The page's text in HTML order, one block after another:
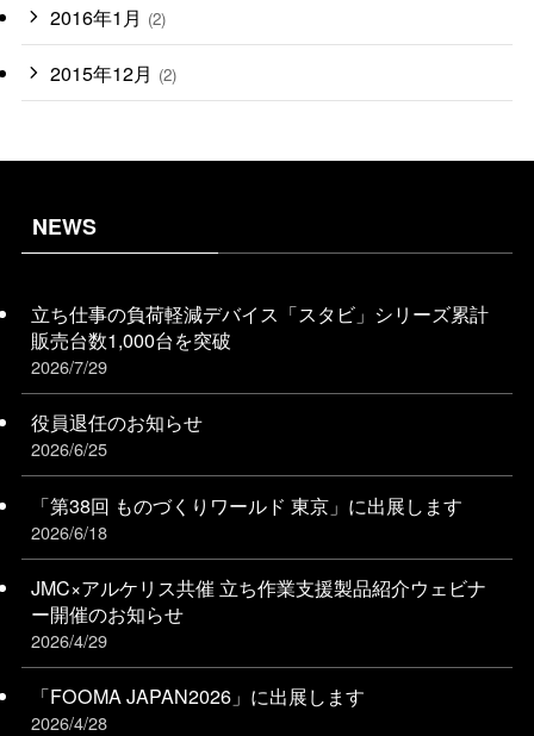
2016年1月 (2)
2015年12月 (2)
NEWS
立ち仕事の負荷軽減デバイス「スタビ」シリーズ累計
販売台数1,000台を突破
2026/7/29
役員退任のお知らせ
2026/6/25
「第38回 ものづくりワールド 東京」に出展します
2026/6/18
JMC×アルケリス共催 立ち作業支援製品紹介ウェビナ
ー開催のお知らせ
2026/4/29
「FOOMA JAPAN2026」に出展します
2026/4/28